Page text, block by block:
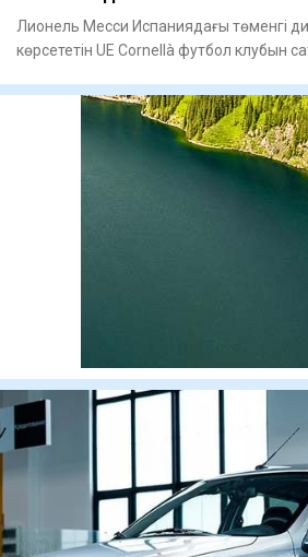
Лионель Месси Испаниядағы төменгі
көрсететін UE Cornellà футбол клубын